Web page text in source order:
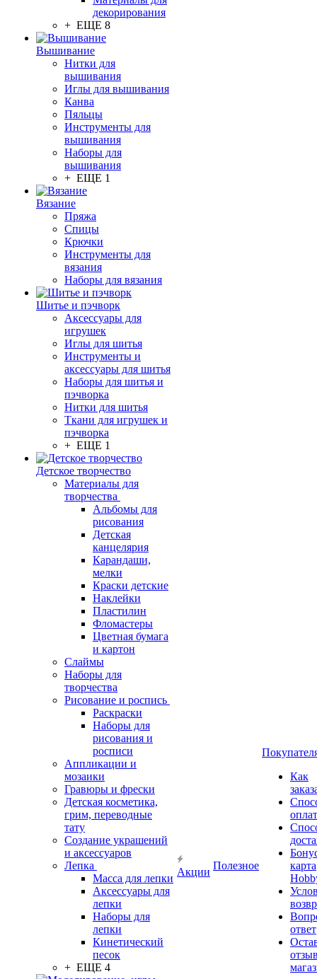
декорирования
+ ЕЩЕ 8
Вышивание
Нитки для
вышивания
Иглы для вышивания
Канва
Пяльцы
Инструменты для
вышивания
Наборы для
вышивания
+ ЕЩЕ 1
Вязание
Пряжа
Спицы
Крючки
Инструменты для
вязания
Наборы для вязания
Шитье и пэчворк
Аксессуары для
игрушек
Иглы для шитья
Инструменты и
аксессуары для шитья
Наборы для шитья и
пэчворка
Нитки для шитья
Ткани для игрушек и
пэчворка
+ ЕЩЕ 1
Детское творчество
Материалы для
творчества
Альбомы для
рисования
Детская
канцелярия
Карандаши,
мелки
Краски детские
Наклейки
Пластилин
Фломастеры
Цветная бумага
и картон
Слаймы
Наборы для
творчества
Рисование и роспись
Раскраски
Наборы для
рисования и
росписи
Аппликации и
мозаики
Гравюры и фрески
Детская косметика,
грим, переводные
тату
Создание украшений
и аксессуаров
Лепка
Масса для лепки
Аксессуары для
лепки
Наборы для
лепки
Кинетический
песок
+ ЕЩЕ 4
Акции
Полезное
Как
карта
ответ